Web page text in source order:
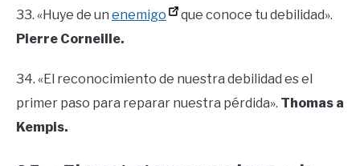
33. «Huye de un enemigo
que conoce tu debilidad».
Pierre Corneille.
34. «El reconocimiento de nuestra debilidad es el
primer paso para reparar nuestra pérdida». Thomas a
Kempis.